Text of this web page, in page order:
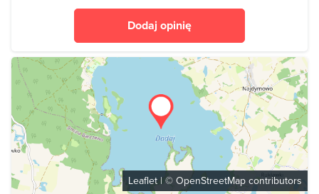
Dodaj opinię
Leaflet | © OpenStreetMap contributors